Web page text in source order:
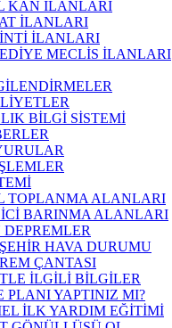
KAN İLANLARI
İLANLARI
İLANLARI
MECLİS İLANLARI
BİLGİ SİSTEMİ
TOPLANMA ALANLARI
BARINMA ALANLARI
DEPREMLER
HAVA DURUMU
ÇANTASI
İLGİLİ BİLGİLER
PLANI YAPTINIZ MI?
İLK YARDIM EĞİTİMİ